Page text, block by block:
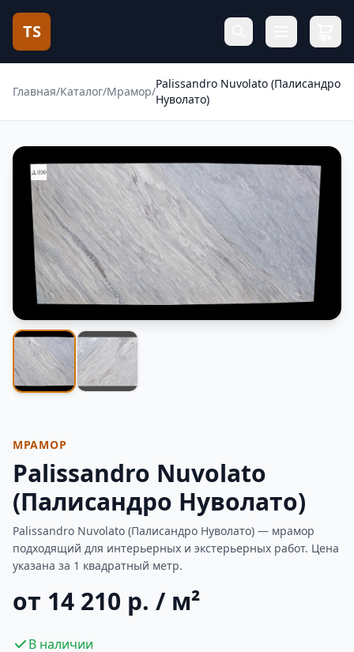
TS
Главная/Каталог/Мрамор/
Palissandro Nuvolato (Палисандро
Нуволато)
Фотогалерея
МРАМОР
Palissandro Nuvolato
(Палисандро Нуволато)
Palissandro Nuvolato (Палисандро Нуволато) — мрамор
подходящий для интерьерных и экстерьерных работ. Цена
указана за 1 квадратный метр.
от 14 210 р. / м²
В наличии